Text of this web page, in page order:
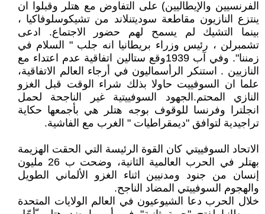
الفرنسيين والإيطاليين) على التفاوض مع هتلر وقبلوا ان
ينتزع النازيون مقاطعة سوديتنلاند من تشيكوسلوفاكيا ،
بينما التشيك لم يسمح لهم حضور الاجتماع. ادعى
تشمبرلن ، رئيس وزراء بريطانيا انه جلب " السلام في
زمننا". وفي آب 1939وقع ستالين اتفاقية عدم اعتداء مع
النازيين . استنكر الرأسماليون في أرجاء العالم الاتفاقية،
علما ان السوفييت حاولا بذلك شراء الوقت قبل الغزو
النازي المحتم.الجهود السوفييتية غير الناجحة لحمل
انجلترا وفرنسا للوقوف بوجه هتلر هي بأجمعها حكاية
تراجيدية لتوافق "ديمقراطيات " الغرب مع الفاشية.
الاتحاد السوفييتي كان القوة الرئيسة التي الحقت الهزيمة
بهتلر في الحرب العالمية الثانية، وضحت ب 26 مليون
إنسان من جنود ومدنيين اثناء الغزو الألماني الطويل
والهجوم السوفييتي المضاد الناجح.
خلال الحرب دعا الشيوعيون في العالم الولايات المتحدة